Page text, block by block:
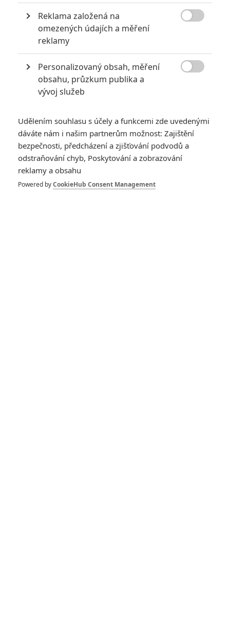
Reklama založená na
omezených údajích a měření
reklamy
Personalizovaný obsah, měření
obsahu, průzkum publika a
vývoj služeb
Udělením souhlasu s účely a funkcemi zde uvedenými
dáváte nám i našim partnerům možnost: Zajištění
bezpečnosti, předcházení a zjišťování podvodů a
odstraňování chyb, Poskytování a zobrazování
reklamy a obsahu
Powered byCookieHub Consent Management